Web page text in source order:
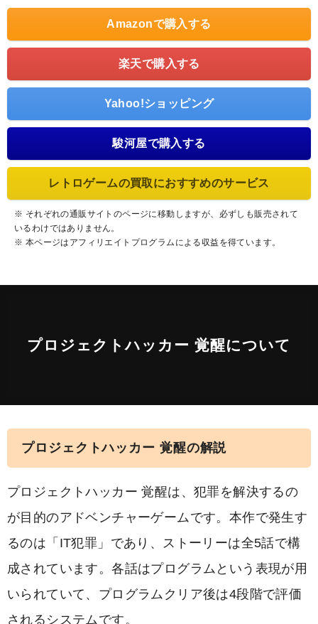
Amazonで購入する
楽天で購入する
Yahoo!ショッピング
駿河屋で購入する
レトロゲームの買取におすすめのサービス
※ それぞれの通販サイトのページに移動しますが、必ずしも販売されて
いるわけではありません。
※ 本ページはアフィリエイトプログラムによる収益を得ています。
プロジェクトハッカー 覚醒について
プロジェクトハッカー 覚醒の解説
プロジェクトハッカー 覚醒は、犯罪を解決するの
が目的のアドベンチャーゲームです。本作で発生す
るのは「IT犯罪」であり、ストーリーは全5話で構
成されています。各話はプログラムという表現が用
いられていて、プログラムクリア後は4段階で評価
されるシステムです。